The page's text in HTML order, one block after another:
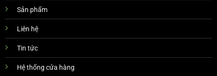
Sản phẩm
Liên hệ
Tin tức
Hệ thống cửa hàng